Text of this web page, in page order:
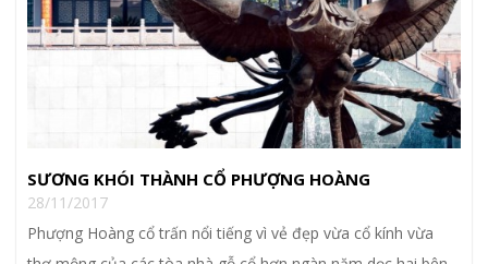
SƯƠNG KHÓI THÀNH CỔ PHƯỢNG HOÀNG
28/11/2017
Phượng Hoàng cổ trấn nổi tiếng vì vẻ đẹp vừa cổ kính vừa